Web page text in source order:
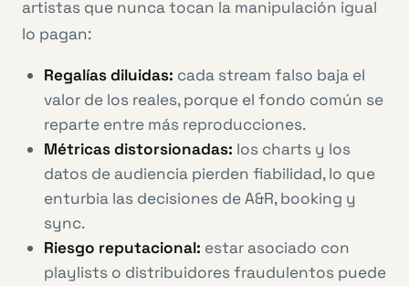
artistas que nunca tocan la manipulación igual
lo pagan:
Regalías diluidas: cada stream falso baja el
valor de los reales, porque el fondo común se
reparte entre más reproducciones.
Métricas distorsionadas: los charts y los
datos de audiencia pierden fiabilidad, lo que
enturbia las decisiones de A&R, booking y
sync.
Riesgo reputacional: estar asociado con
playlists o distribuidores fraudulentos puede